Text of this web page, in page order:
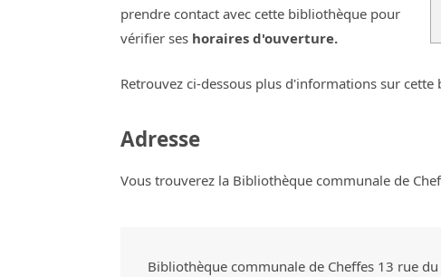
prendre contact avec cette bibliothèque pour
vérifier ses horaires d'ouverture.
Retrouvez ci-dessous plus d'informations sur cette
Adresse
Vous trouverez la Bibliothèque communale de
Bibliothèque communale de Cheffes 13 rue